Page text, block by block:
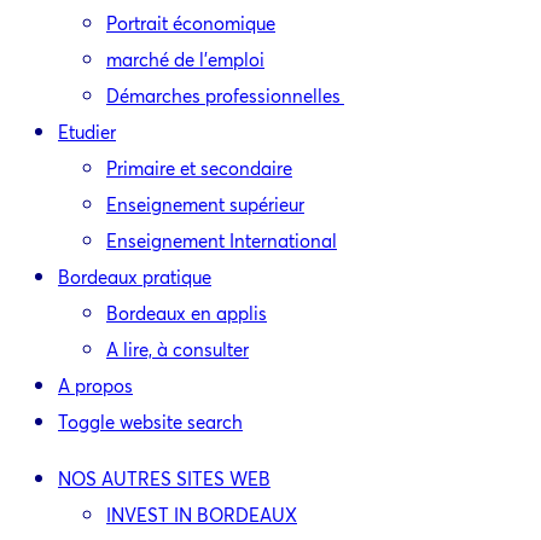
Portrait économique
marché de l’emploi
Démarches professionnelles
Etudier
Primaire et secondaire
Enseignement supérieur
Enseignement International
Bordeaux pratique
Bordeaux en applis
A lire, à consulter
A propos
Toggle website search
NOS AUTRES SITES WEB
INVEST IN BORDEAUX